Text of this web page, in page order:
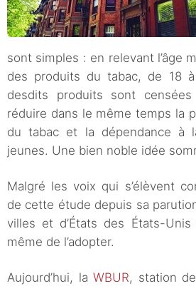
sont simples : en relevant l’âge
des produits du tabac, de 18
desdits produits sont
réduire dans le même temps la
du tabac et la dépendance à
jeunes. Une bien noble idée
Malgré les voix qui s’élèvent
de cette étude depuis sa
villes et d’États des États-
même de l’adopter.
Aujourd’hui, laWBUR, station